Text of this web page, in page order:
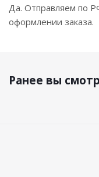
Да. Отправляем по
оформлении заказа.
Ранее вы